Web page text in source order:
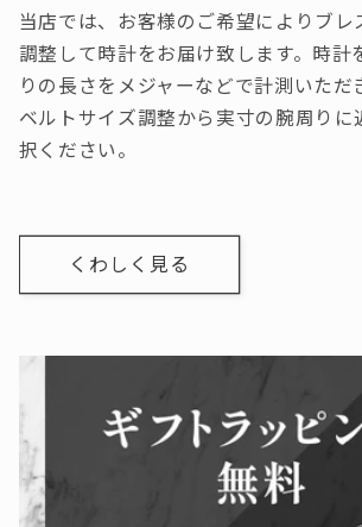
当店では、お客様のご希望によりブレ
調整して時計をお届け致します。時計
りの長さをメジャーなどで計測いただ
ベルトサイズ調整から実寸の腕周りに
択ください。
くわしく見る